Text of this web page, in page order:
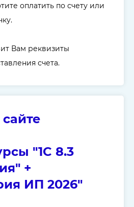
оплатить по счету или
Вам реквизиты
счета.
"1C 8.3
+
ИП 2026"